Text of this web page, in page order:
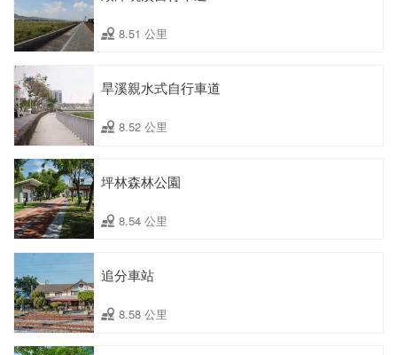
8.51 公里
旱溪親水式自行車道
8.52 公里
坪林森林公園
8.54 公里
追分車站
8.58 公里